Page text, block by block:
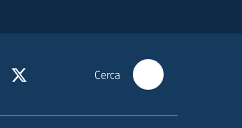
Cerca